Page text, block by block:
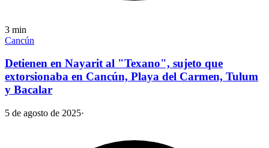
3 min
Cancún
Detienen en Nayarit al "Texano", sujeto que
extorsionaba en Cancún, Playa del Carmen, Tulum
y Bacalar
5 de agosto de 2025·